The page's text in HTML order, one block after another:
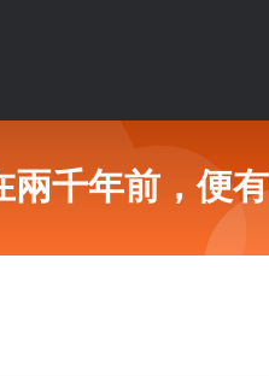
兩千年前，便